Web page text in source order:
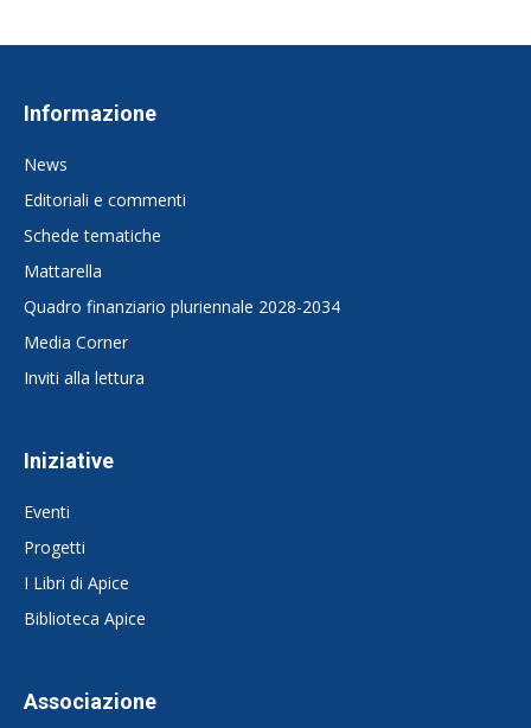
Informazione
News
Editoriali e commenti
Schede tematiche
Mattarella
Quadro finanziario pluriennale 2028-2034
Media Corner
Inviti alla lettura
Iniziative
Eventi
Progetti
I Libri di Apice
Biblioteca Apice
Associazione